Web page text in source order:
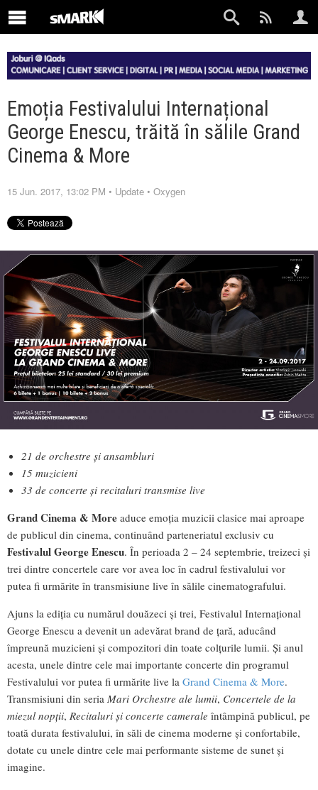
Emoția Festivalului Internațional
George Enescu, trăită în sălile Grand
Cinema & More
15 Jun. 2017, 13:02 PM • Update • Oxygen
21 de orchestre și ansambluri
15 muzicieni
33 de concerte și recitaluri transmise live
Grand Cinema & More aduce emoția muzicii clasice mai aproape
de publicul din cinema, continuând parteneriatul exclusiv cu
Festivalul George Enescu. În perioada 2 – 24 septembrie, treizeci și
trei dintre concertele care vor avea loc în cadrul festivalului vor
putea fi urmărite în transmisiune live în sălile cinematografului.
Ajuns la ediția cu numărul douăzeci și trei, Festivalul Internațional
George Enescu a devenit un adevărat brand de țară, aducând
împreună muzicieni și compozitori din toate colțurile lumii. Și anul
acesta, unele dintre cele mai importante concerte din programul
Festivalului vor putea fi urmărite live la Grand Cinema & More.
Transmisiuni din seria Mari Orchestre ale lumii, Concertele de la
miezul nopții, Recitaluri și concerte camerale întâmpină publicul, pe
toată durata festivalului, în săli de cinema moderne și confortabile,
dotate cu unele dintre cele mai performante sisteme de sunet și
imagine.